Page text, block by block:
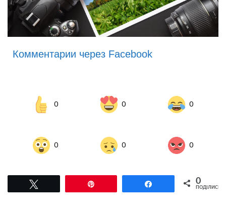
Комментарии через Facebook
0 0 0
0 0 0
Поділитися0
ПОДІЛИСЬ